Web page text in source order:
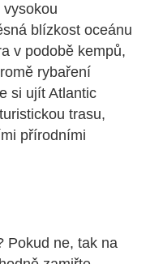
blízkost oceánu
v podobě kempů,
rybaření
si ujít Atlantic
trasu,
přírodními
Pokud ne, tak na